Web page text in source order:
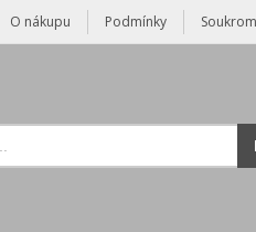
O nákupu Podmínky